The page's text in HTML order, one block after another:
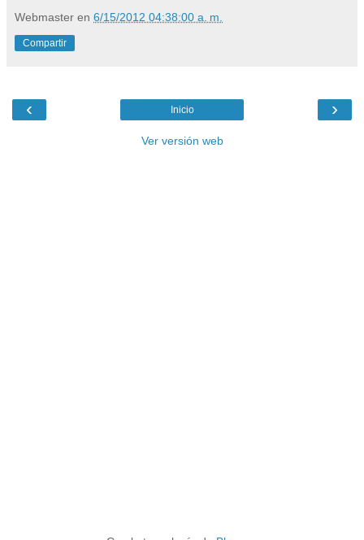
Webmaster en 6/15/2012 04:38:00 a. m.
Compartir
‹ ›
Inicio
Ver versión web